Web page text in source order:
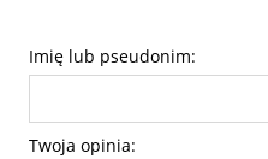
Imię lub pseudonim:
Twoja opinia: